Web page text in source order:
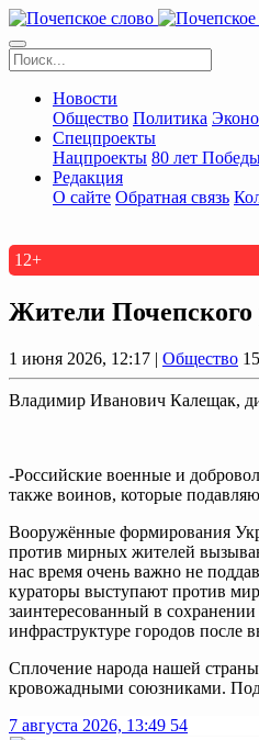
Новости
Общество Политика
Спецпроекты
Нацпроекты 80 лет
Редакция
О сайте Обратная связь
12+
Жители Почепского
1 июня 2026, 12:17 | Общество
Владимир Иванович Калещак,
-Российские военные и
также воинов, которые
Вооружённые формирования
против мирных жителей
нас время очень важно не
кураторы выступают против
заинтересованный в
инфраструктуре городов после
Сплочение народа нашей
кровожадными союзниками.
7 августа 2026, 13:49 54